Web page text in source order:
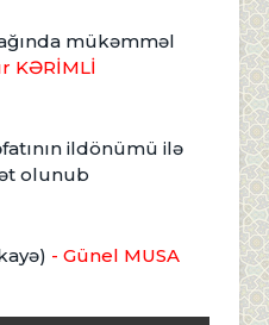
mükəmməl
KƏRİMLİ
ildönümü ilə
olunub
- Günel MUSA